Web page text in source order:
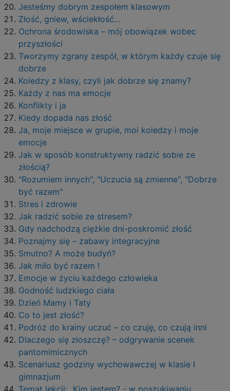
Jesteśmy dobrym zespołem klasowym
Złość, gniew, wściekłość...
Ochrona środowiska – mój obowiązek wobec
przyszłości
Tworzymy zgrany zespół, w którym każdy czuje się
dobrze
Koledzy z klasy, czyli jak dobrze się znamy?
Każdy z nas ma emocje
Konflikty i ja
Kiedy dopada nas złość
Ja, moje miejsce w grupie, moi koledzy i moje
emocje
Jak w sposób konstruktywny radzić sobie ze
złością?
"Rozumiem innych", "Uczucia są zmienne", "Dobrze
być razem"
Stres i zdrowie
Jak radzić sobie ze stresem?
Gdy nadchodzą ciężkie dni-poskromić złość
Poznajmy się – zabawy integracyjne
Smutno? A może budyń?
Jak miło być razem !
Emocje w życiu każdego człowieka
Godność ludzkiego ciała
Dzień Mamy i Taty
Co to jest złość?
Podróż do krainy uczuć – co czuję, co czują inni
Dlaczego się złoszczę? – odgrywanie scenek
pantomimicznych
Scenariusz godziny wychowawczej w klasie I
gimnazjum
Temat lekcji: „Kim jestem? - w poszukiwaniu